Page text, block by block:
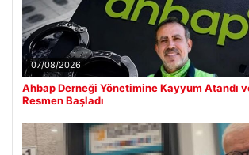
07/08/2026
Ahbap Derneği Yönetimine Kayyum Atandı
Resmen Başladı